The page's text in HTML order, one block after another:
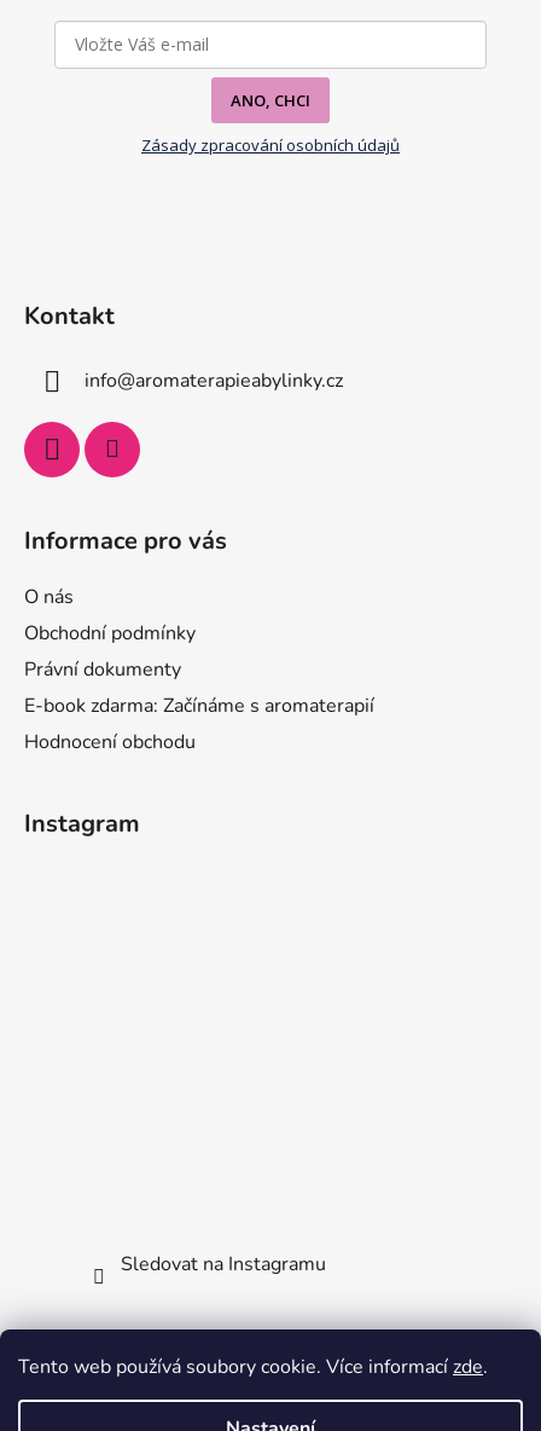
Tento web používá soubory cookie. Více informacízde.
ANO, CHCI
Zásady zpracování osobních údajů
Kontakt
info@aromaterapieabylinky.cz
Informace pro vás
O nás
Obchodní podmínky
Právní dokumenty
E-book zdarma: Začínáme s aromaterapií
Hodnocení obchodu
Instagram
Sledovat na Instagramu